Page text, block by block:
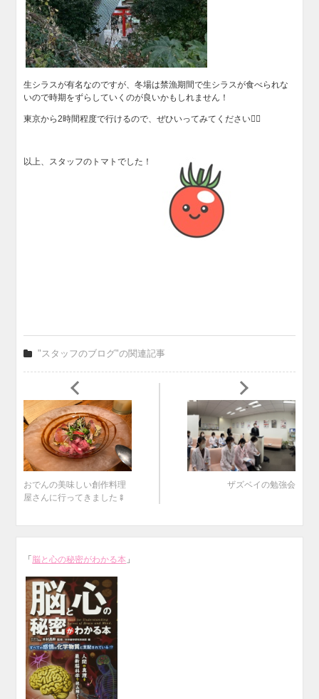
生シラスが有名なのですが、冬場は禁漁期間で生シラスが食べられな
いので時期をずらしていくのが良いかもしれません！
東京から2時間程度で行けるので、ぜひいってみてください👍🏻
以上、スタッフのトマトでした！
"スタッフのブログ"の関連記事
おでんの美味しい創作料理
屋さんに行ってきました🍢
ザズベイの勉強会
「脳と心の秘密がわかる本 」